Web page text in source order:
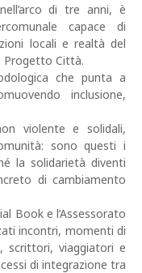
di tre anni, è
capace di
locali e realtà del
Progetto Città.
che punta a
inclusione,
violente e solidali,
sono questi i
la solidarietà diventi
di cambiamento
Book e l’Assessorato
incontri, momenti di
scrittori, viaggiatori e
di integrazione tra